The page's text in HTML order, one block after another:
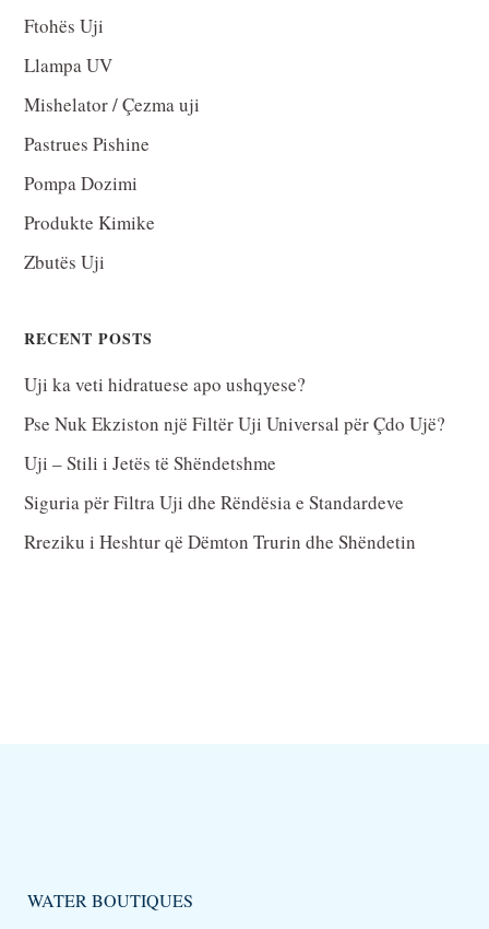
Ftohës Uji
Llampa UV
Mishelator / Çezma uji
Pastrues Pishine
Pompa Dozimi
Produkte Kimike
Zbutës Uji
RECENT POSTS
Uji ka veti hidratuese apo ushqyese?
Pse Nuk Ekziston një Filtër Uji Universal për Çdo Ujë?
Uji – Stili i Jetës të Shëndetshme
Siguria për Filtra Uji dhe Rëndësia e Standardeve
Rreziku i Heshtur që Dëmton Trurin dhe Shëndetin
WATER BOUTIQUES